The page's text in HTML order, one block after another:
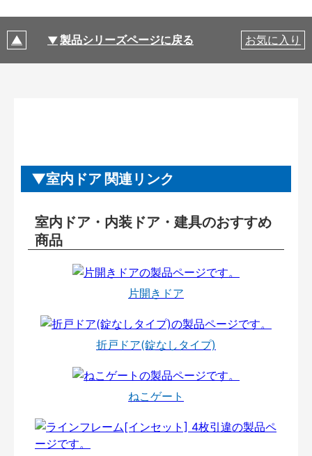
製品シリーズページに戻る お気に入り
室内ドア 関連リンク
室内ドア・内装ドア・建具のおすすめ
商品
片開きドア
折戸ドア(錠なしタイプ)
ねこゲート